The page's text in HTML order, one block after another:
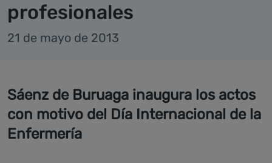
profesionales
21 de mayo de 2013
Sáenz de Buruaga inaugura los actos
con motivo del Día Internacional de la
Enfermería